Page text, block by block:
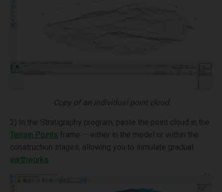
Copy of an individual point cloud
2) In the Stratigraphy program, paste the point cloud in the
Terrain Points frame — either in the model or within the
construction stages, allowing you to simulate gradual
earthworks